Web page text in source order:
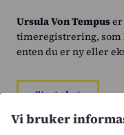
Ursula Von Tempus
timeregistrering, som
enten du er ny eller
Start chat
Vi bruker